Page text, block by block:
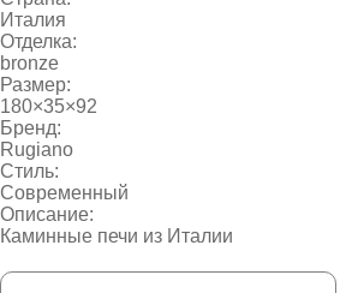
Италия
Отделка:
bronze
Размер:
180×35×92
Бренд:
Rugiano
Стиль:
Современный
Описание:
Каминные печи из Италии